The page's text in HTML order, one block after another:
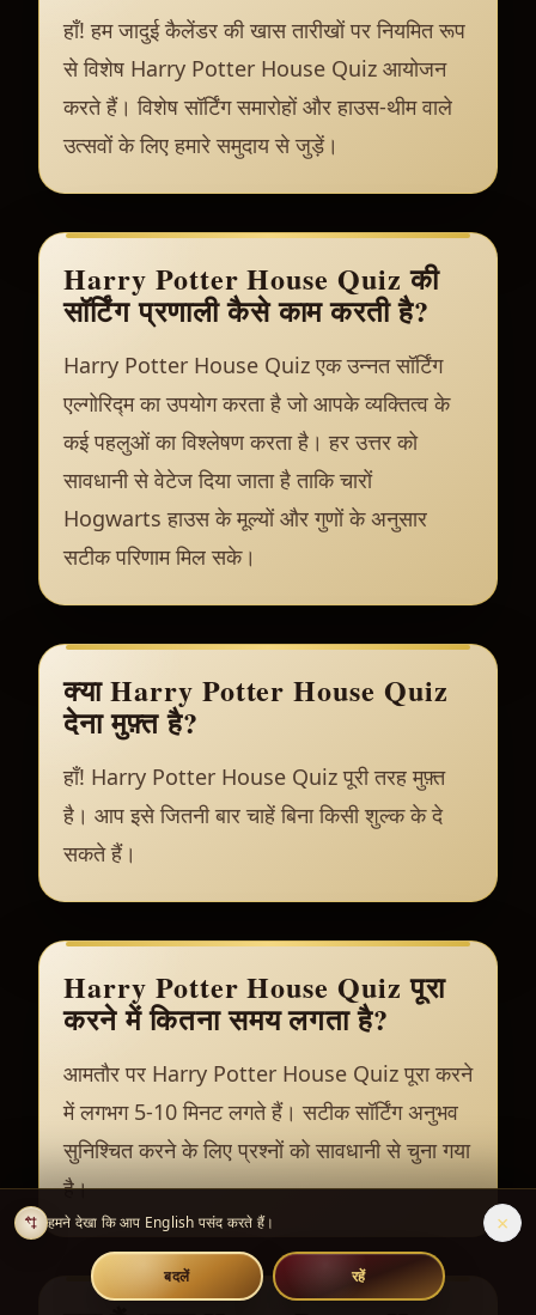
हमने देखा कि आप English पसंद करते हैं।
बदलें रहें
×
हाँ! हम जादुई कैलेंडर की खास तारीखों पर नियमित रूप
से विशेष Harry Potter House Quiz आयोजन
करते हैं। विशेष सॉर्टिंग समारोहों और हाउस-थीम वाले
उत्सवों के लिए हमारे समुदाय से जुड़ें।
Harry Potter House Quiz की
सॉर्टिंग प्रणाली कैसे काम करती है?
Harry Potter House Quiz एक उन्नत सॉर्टिंग
एल्गोरिद्म का उपयोग करता है जो आपके व्यक्तित्व के
कई पहलुओं का विश्लेषण करता है। हर उत्तर को
सावधानी से वेटेज दिया जाता है ताकि चारों
Hogwarts हाउस के मूल्यों और गुणों के अनुसार
सटीक परिणाम मिल सके।
क्या Harry Potter House Quiz
देना मुफ़्त है?
हाँ! Harry Potter House Quiz पूरी तरह मुफ़्त
है। आप इसे जितनी बार चाहें बिना किसी शुल्क के दे
सकते हैं।
Harry Potter House Quiz पूरा
करने में कितना समय लगता है?
आमतौर पर Harry Potter House Quiz पूरा करने
में लगभग 5-10 मिनट लगते हैं। सटीक सॉर्टिंग अनुभव
सुनिश्चित करने के लिए प्रश्नों को सावधानी से चुना गया
है।